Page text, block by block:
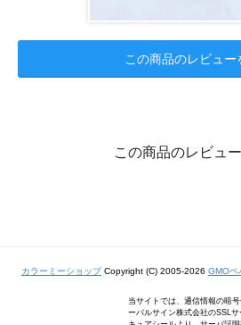
この商品のレビュー
この商品のレビュ
カラーミーショップCopyright (C) 2005-2026 GMOペ
当サイトでは、通信情報の暗
ーバルサイン株式会社のSSL